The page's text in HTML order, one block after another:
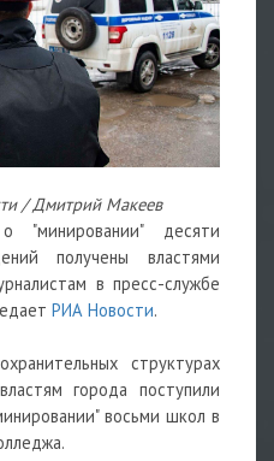
/ Дмитрий Макеев
"минировании" десяти
получены властями
в пресс-службе
РИА Новости.
структурах
города поступили
восьми школ в